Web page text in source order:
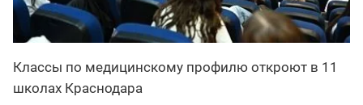
Классы по медицинскому профилю откроют в 11
школах Краснодара